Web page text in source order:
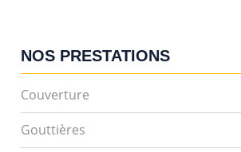
NOS PRESTATIONS
Couverture
Gouttières